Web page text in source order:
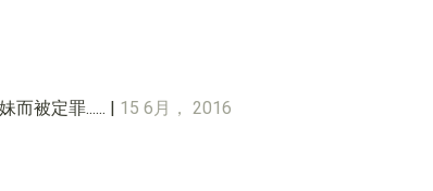
而被定罪...... | 15 6月， 2016